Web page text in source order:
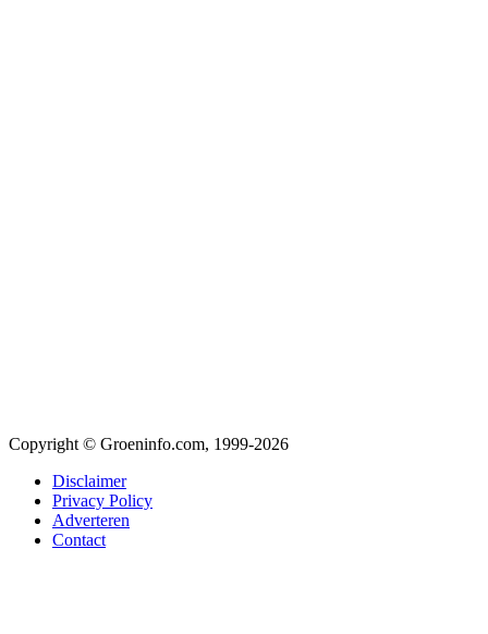
Copyright © Groeninfo.com, 1999-2026
Disclaimer
Privacy Policy
Adverteren
Contact